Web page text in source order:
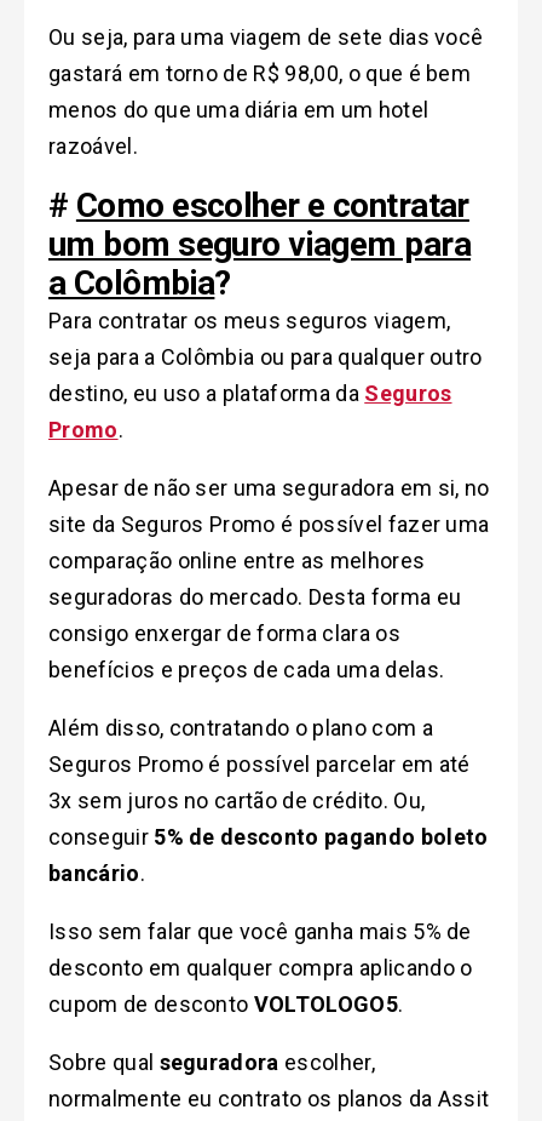
Ou seja, para uma viagem de sete dias você
gastará em torno de R$ 98,00, o que é bem
menos do que uma diária em um hotel
razoável.
# Como escolher e contratar
um bom seguro viagem para
a Colômbia?
Para contratar os meus seguros viagem,
seja para a Colômbia ou para qualquer outro
destino, eu uso a plataforma da Seguros
Promo.
Apesar de não ser uma seguradora em si, no
site da Seguros Promo é possível fazer uma
comparação online entre as melhores
seguradoras do mercado. Desta forma eu
consigo enxergar de forma clara os
benefícios e preços de cada uma delas.
Além disso, contratando o plano com a
Seguros Promo é possível parcelar em até
3x sem juros no cartão de crédito. Ou,
conseguir 5% de desconto pagando boleto
bancário.
Isso sem falar que você ganha mais 5% de
desconto em qualquer compra aplicando o
cupom de desconto VOLTOLOGO5.
Sobre qual seguradora escolher,
normalmente eu contrato os planos da Assit